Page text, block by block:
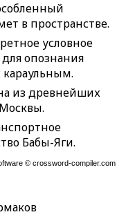
в пространстве.
условное
для опознания
караульным.
из древнейших
Бабы-Яги.
форма
клуб.
©crossword-compiler.com